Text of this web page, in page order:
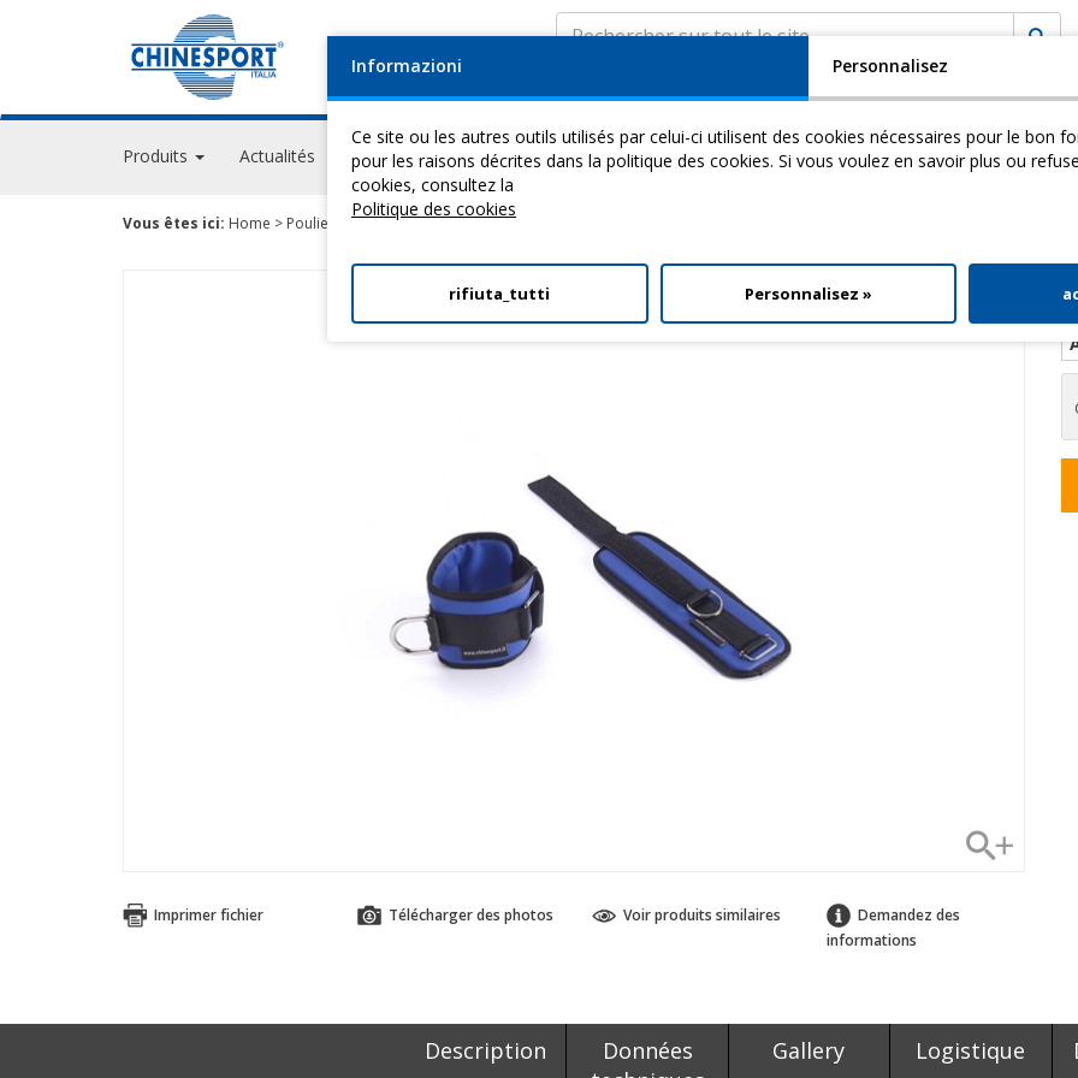
Produits Actualités Evénements GPS Academy Video Download
Vous êtes ici: Home > Poulietherapie>Sangles Et Supports
Imprimer fichier Télécharger des photos Voir produits similaires
Demandez des
informations
Description
Données
Gallery Logistique
Informazioni Personnalisez
Ce site ou les autres outils utilisés par celui-ci utilisent des cookies nécessaires pour le bon
pour les raisons décrites dans la politique des cookies. Si vous voulez en savoir plus ou
cookies, consultez la
Politique des cookies
rifiuta_tutti Personnalisez »